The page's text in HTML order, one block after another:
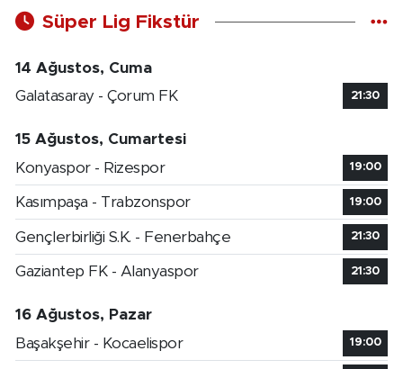
Süper Lig Fikstür
14 Ağustos, Cuma
Galatasaray - Çorum FK
21:30
15 Ağustos, Cumartesi
Konyaspor - Rizespor
19:00
Kasımpaşa - Trabzonspor 19:00
Gençlerbirliği S.K. - Fenerbahçe 21:30
Gaziantep FK - Alanyaspor 21:30
16 Ağustos, Pazar
Başakşehir - Kocaelispor
19:00